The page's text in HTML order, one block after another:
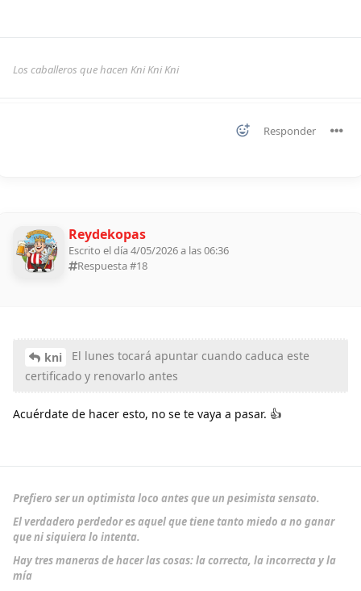
Los caballeros que hacen Kni Kni Kni
Responder
Reydekopas
Escrito el día 4/05/2026 a las 06:36
Respuesta #18
kni
El lunes tocará apuntar cuando caduca este
certificado y renovarlo antes
Acuérdate de hacer esto, no se te vaya a pasar. 👍
Prefiero ser un optimista loco antes que un pesimista sensato.
El verdadero perdedor es aquel que tiene tanto miedo a no ganar
que ni siquiera lo intenta.
Hay tres maneras de hacer las cosas: la correcta, la incorrecta y la
mía